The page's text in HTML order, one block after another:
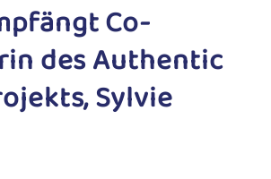
Co-
des Authentic
Sylvie